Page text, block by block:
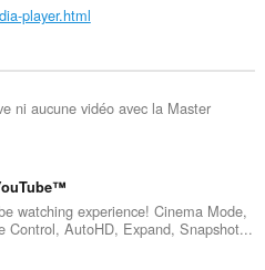
player.html
ni aucune vidéo avec la Master
watching experience! Cinema Mode,
Control, AutoHD, Expand, Snapshot...